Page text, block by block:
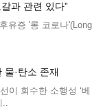
과 관련 있다”
유증 '롱 코로나'(Long
물·탄소 존재
이 회수한 소행성 ‘베
..